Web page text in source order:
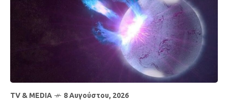
TV & MEDIA 8 Αυγούστου, 2026